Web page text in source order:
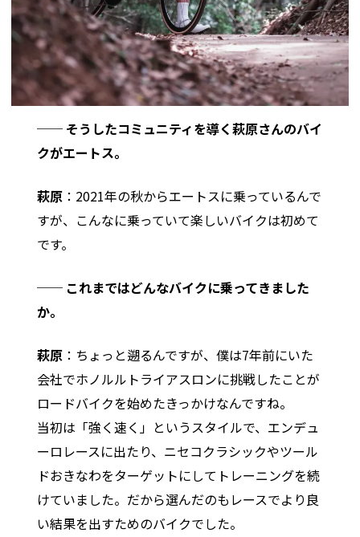
── そうしたコミュニティを導く萩原さんのバイ
クがエートス。
萩原 ：2021年の秋からエートスに乗っているんで
すが、こんなに乗っていて楽しいバイクは初めて
です。
── これまではどんなバイクに乗ってきました
か。
萩原 ：ちょっと遡るんですが、僕は7年前にいた
会社でホノルルトライアスロンに挑戦したことが
ロードバイクを始めたきっかけなんですね。
当初は「強く速く」というスタイルで、エンデュ
ーロレースに出たり、ニセコクラシックやツール
ドおきなわをターゲットにしてトレーニングを続
けていました。だから選んだのもレースでより良
い結果を出すためのバイクでした。